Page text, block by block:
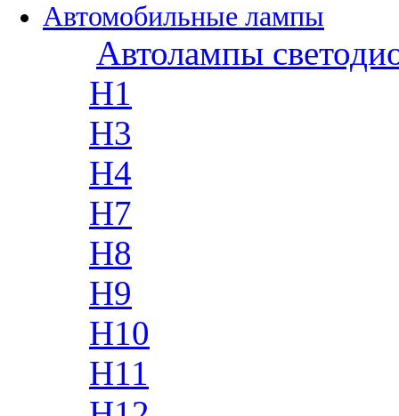
Автомобильные лампы
Автолампы
H1
H3
H4
H7
H8
H9
H10
H11